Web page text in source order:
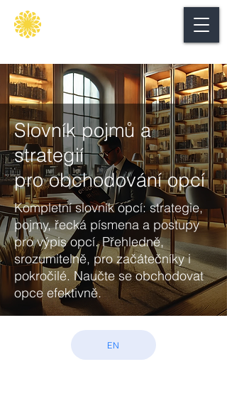
Slovník pojmů a
strategií
pro obchodování opcí
Kompletní slovník opcí: strategie,
pojmy, řecká písmena a postupy
pro výpis opcí. Přehledně,
srozumitelně, pro začátečníky i
pokročilé. Naučte se obchodovat
opce efektivně.
EN